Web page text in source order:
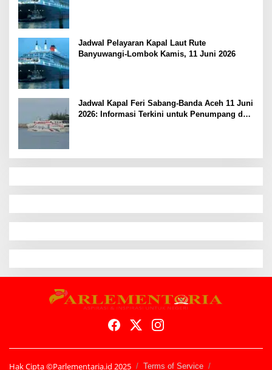
Jadwal Pelayaran Kapal Laut Rute
Banyuwangi-Lombok Kamis, 11 Juni 2026
Jadwal Kapal Feri Sabang-Banda Aceh 11 Juni
2026: Informasi Terkini untuk Penumpang dan
Hak Cipta ©Parlementaria.id 2025 Terms of Service